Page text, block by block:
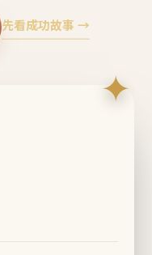
先看成功故事 →
✦